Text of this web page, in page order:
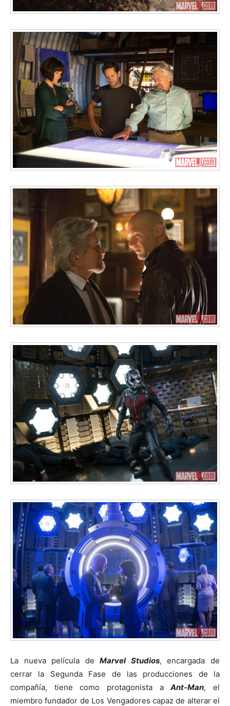
La nueva película deMarvel Studios, encargada de
cerrar la Segunda Fase de las producciones de la
compañía, tiene como protagonista aAnt-Man, el
miembro fundador de Los Vengadores capaz de alterar el